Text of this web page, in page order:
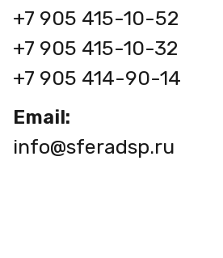
+7 905 415-10-52
+7 905 415-10-32
+7 905 414-90-14
Email:
info@sferadsp.ru